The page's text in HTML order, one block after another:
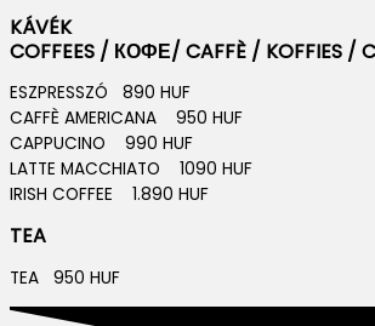
KÁVÉK
COFFEES / КОФЕ/ CAFFÈ / KOFFIES /
ESZPRESSZÓ 890 HUF
CAFFÈ AMERICANA 950 HUF
CAPPUCINO 990 HUF
LATTE MACCHIATO 1090 HUF
IRISH COFFEE 1.890 HUF
TEA
TEA 950 HUF